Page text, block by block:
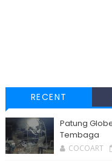
RECENT
Patung
Tembaga
COCOART